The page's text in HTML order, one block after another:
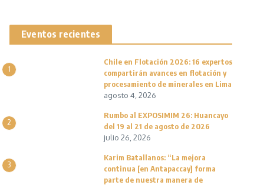
Eventos recientes
1
Chile en Flotación 2026: 16 expertos
compartirán avances en flotación y
procesamiento de minerales en Lima
agosto 4, 2026
2
Rumbo al EXPOSIMIM 26: Huancayo
del 19 al 21 de agosto de 2026
julio 26, 2026
3
Karim Batallanos: “La mejora
continua [en Antapaccay] forma
parte de nuestra manera de